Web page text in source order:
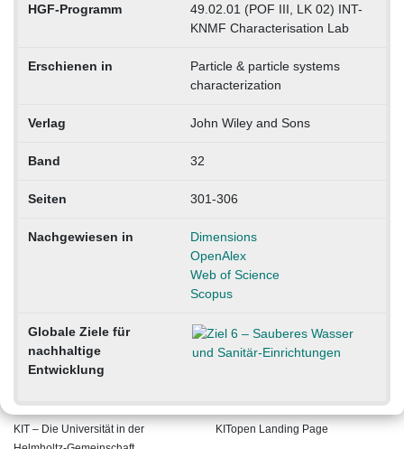
HGF-Programm
49.02.01 (POF III, LK 02) INT-
KNMF Characterisation Lab
Erschienen in
Particle & particle systems
characterization
Verlag John Wiley and Sons
Band 32
Seiten 301-306
Nachgewiesen in
Dimensions
OpenAlex
Web of Science
Scopus
Globale Ziele für
nachhaltige
Entwicklung
KIT – Die Universität in der
KITopen Landing Page